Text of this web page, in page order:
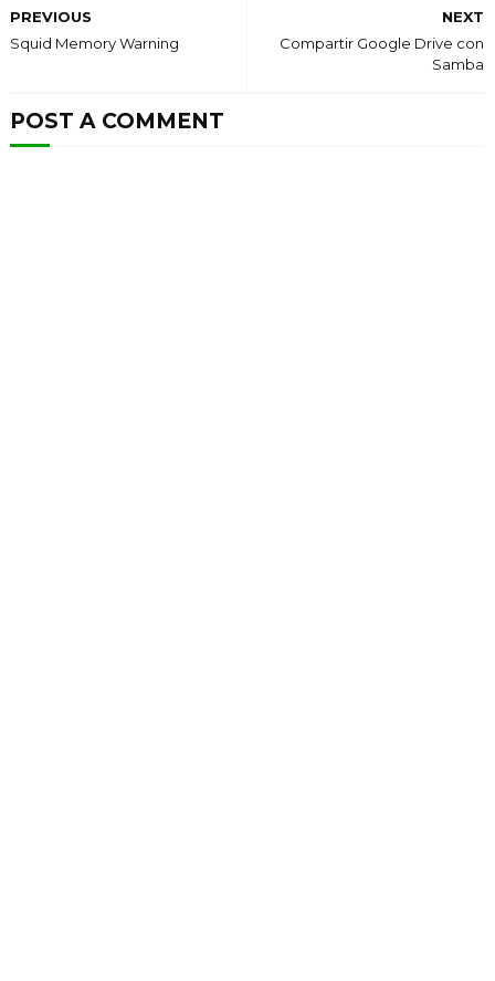
NEXT
Compartir Google Drive con
Samba
PREVIOUS
Squid Memory Warning
POST A COMMENT